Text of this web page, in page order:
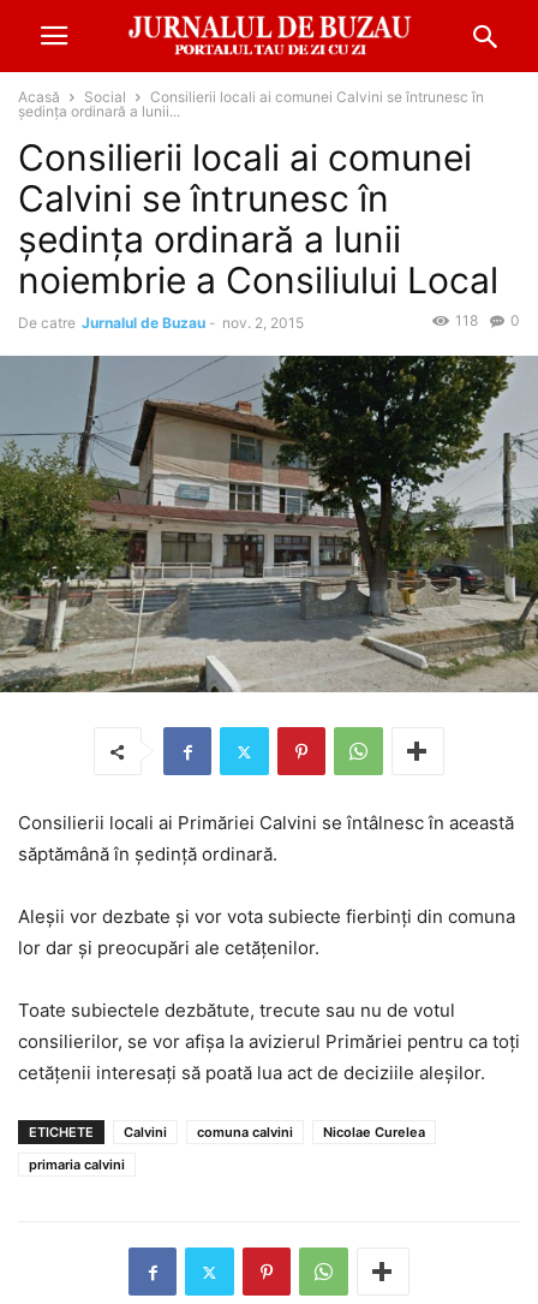
Acasă Social
Consilierii locali ai comunei Calvini se întrunesc în
şedinţa ordinară a lunii...
Consilierii locali ai comunei
Calvini se întrunesc în
şedinţa ordinară a lunii
noiembrie a Consiliului Local
De catre Jurnalul de Buzau - nov. 2, 2015 0
118
Consilierii locali ai Primăriei Calvini se întâlnesc în această
săptămână în şedinţă ordinară.
Aleşii vor dezbate şi vor vota subiecte fierbinţi din comuna
lor dar şi preocupări ale cetăţenilor.
Toate subiectele dezbătute, trecute sau nu de votul
consilierilor, se vor afişa la avizierul Primăriei pentru ca toţi
cetăţenii interesaţi să poată lua act de deciziile aleşilor.
ETICHETE Calvini comuna calvini
Nicolae Curelea
primaria calvini